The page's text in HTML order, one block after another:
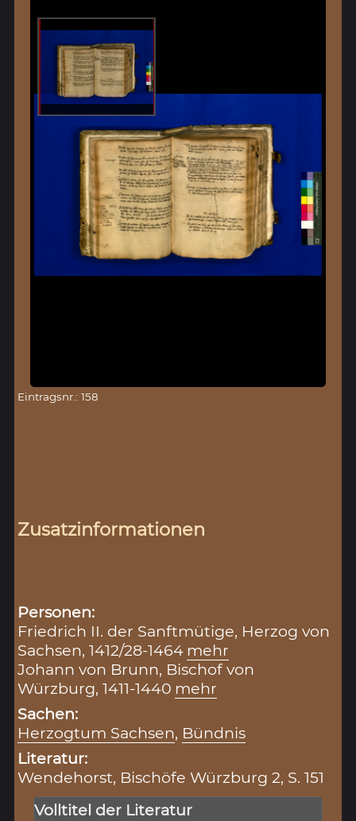
Eintragsnr.: 158
Zusatzinformationen
Personen:
Friedrich II. der Sanftmütige, Herzog von
Sachsen, 1412/28-1464 mehr
Johann von Brunn, Bischof von
Würzburg, 1411-1440 mehr
Sachen:
Herzogtum Sachsen, Bündnis
Literatur:
Wendehorst, Bischöfe Würzburg 2, S. 151
Volltitel der Literatur